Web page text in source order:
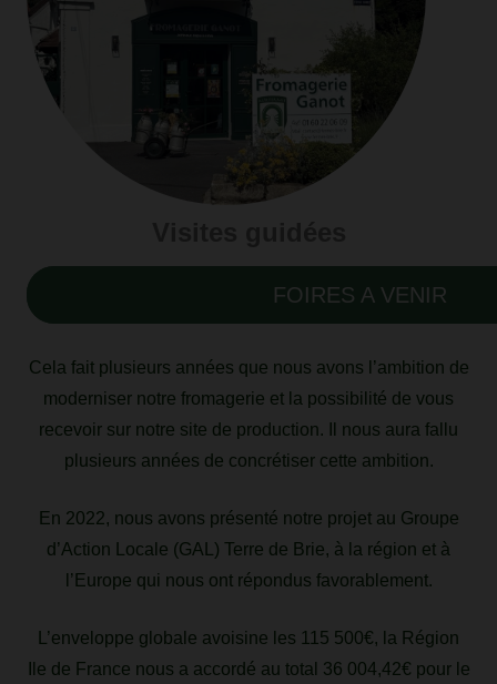
FOIRES A VENIR
Cela fait plusieurs années que nous avons l’ambition de
moderniser notre fromagerie et la possibilité de vous
recevoir sur notre site de production. Il nous aura fallu
plusieurs années de concrétiser cette ambition.
En 2022, nous avons présenté notre projet au Groupe
d’Action Locale (GAL) Terre de Brie, à la région et à
l’Europe qui nous ont répondus favorablement.
L’enveloppe globale avoisine les 115 500€, la Région
Ile de France nous a accordé au total 36 004,42€ pour le